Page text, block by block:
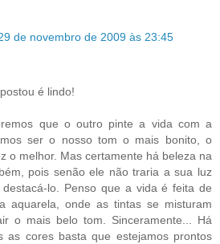
de novembro de 2009 às 23:45
é lindo!
que o outro pinte a vida com a
ser o nosso tom o mais bonito, o
o melhor. Mas certamente há beleza na
pois senão ele não traria a sua luz
lo. Penso que a vida é feita de
aquarela, onde as tintas se misturam
o mais belo tom. Sinceramente... Há
as cores basta que estejamos prontos